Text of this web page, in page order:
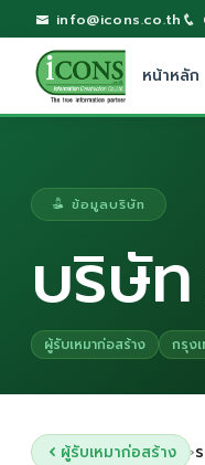
info@icons.co.th
หน้าหลัก
ข้อมูลบริษัท
บริษัท
ผู้รับเหมาก่อสร้าง กรุง
ผู้รับเหมาก่อสร้าง ›